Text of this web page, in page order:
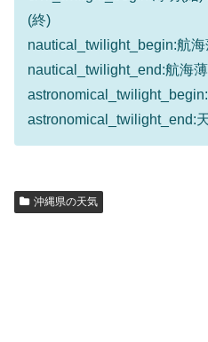
(終)
nautical_twilight_begin:航海
nautical_twilight_end:航海
astronomical_twilight_end:
沖縄県の天気